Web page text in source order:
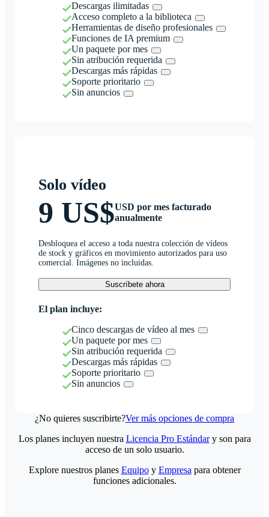
Descargas ilimitadas
Acceso completo a la biblioteca
Herramientas de diseño profesionales
Funciones de IA premium
Un paquete por mes
Sin atribución requerida
Descargas más rápidas
Soporte prioritario
Sin anuncios
Solo vídeo
9 US$USD por mes facturado
anualmente
Desbloquea el acceso a toda nuestra colección de vídeos
de stock y gráficos en movimiento autorizados para uso
comercial. Imágenes no incluidas.
Suscríbete ahora
El plan incluye:
Cinco descargas de vídeo al mes
Un paquete por mes
Sin atribución requerida
Descargas más rápidas
Soporte prioritario
Sin anuncios
¿No quieres suscribirte?Ver más opciones de compra
Los planes incluyen nuestra Licencia Pro Estándary son para
acceso de un solo usuario.
Explore nuestros planes Equipoy Empresa para obtener
funciones adicionales.